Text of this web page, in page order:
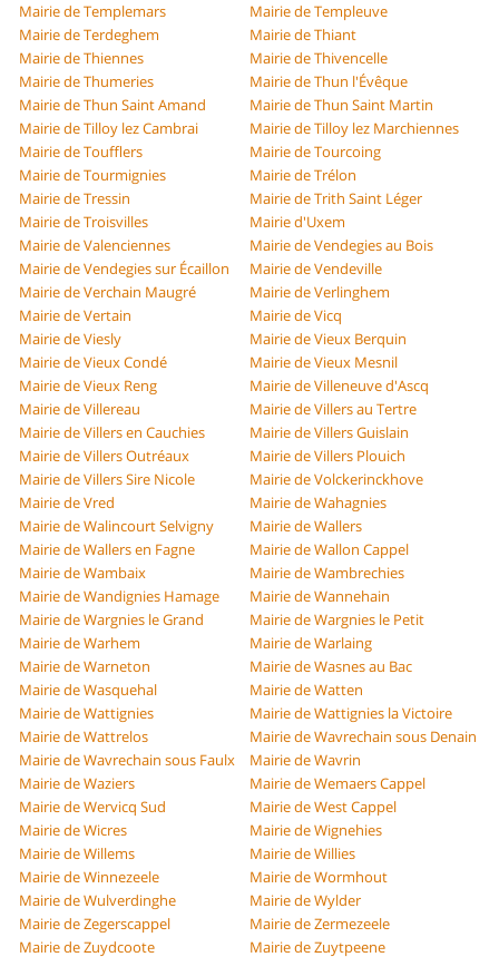
Mairie de Templemars
Mairie de Templeuve
Mairie de Terdeghem
Mairie de Thiant
Mairie de Thiennes
Mairie de Thivencelle
Mairie de Thumeries
Mairie de Thun l'Évêque
Mairie de Thun Saint Amand
Mairie de Thun Saint Martin
Mairie de Tilloy lez Cambrai
Mairie de Tilloy lez Marchiennes
Mairie de Toufflers
Mairie de Tourcoing
Mairie de Tourmignies
Mairie de Trélon
Mairie de Tressin
Mairie de Trith Saint Léger
Mairie de Troisvilles
Mairie d'Uxem
Mairie de Valenciennes
Mairie de Vendegies au Bois
Mairie de Vendegies sur Écaillon
Mairie de Vendeville
Mairie de Verchain Maugré
Mairie de Verlinghem
Mairie de Vertain
Mairie de Vicq
Mairie de Viesly
Mairie de Vieux Berquin
Mairie de Vieux Condé
Mairie de Vieux Mesnil
Mairie de Vieux Reng
Mairie de Villeneuve d'Ascq
Mairie de Villereau
Mairie de Villers au Tertre
Mairie de Villers en Cauchies
Mairie de Villers Guislain
Mairie de Villers Outréaux
Mairie de Villers Plouich
Mairie de Villers Sire Nicole
Mairie de Volckerinckhove
Mairie de Vred
Mairie de Wahagnies
Mairie de Walincourt Selvigny
Mairie de Wallers
Mairie de Wallers en Fagne
Mairie de Wallon Cappel
Mairie de Wambaix
Mairie de Wambrechies
Mairie de Wandignies Hamage
Mairie de Wannehain
Mairie de Wargnies le Grand
Mairie de Wargnies le Petit
Mairie de Warhem
Mairie de Warlaing
Mairie de Warneton
Mairie de Wasnes au Bac
Mairie de Wasquehal
Mairie de Watten
Mairie de Wattignies
Mairie de Wattignies la Victoire
Mairie de Wattrelos
Mairie de Wavrechain sous Denain
Mairie de Wavrechain sous Faulx
Mairie de Wavrin
Mairie de Waziers
Mairie de Wemaers Cappel
Mairie de Wervicq Sud
Mairie de West Cappel
Mairie de Wicres
Mairie de Wignehies
Mairie de Willems
Mairie de Willies
Mairie de Winnezeele
Mairie de Wormhout
Mairie de Wulverdinghe
Mairie de Wylder
Mairie de Zegerscappel
Mairie de Zermezeele
Mairie de Zuydcoote
Mairie de Zuytpeene